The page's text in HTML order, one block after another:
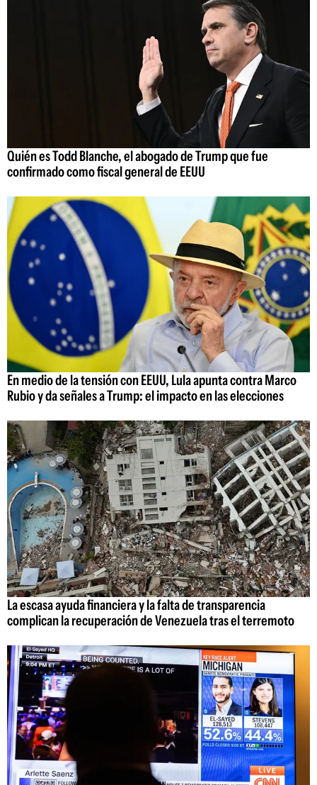
Quién es Todd Blanche, el abogado de Trump que fue
confirmado como fiscal general de EEUU
En medio de la tensión con EEUU, Lula apunta contra Marco
Rubio y da señales a Trump: el impacto en las elecciones
La escasa ayuda financiera y la falta de transparencia
complican la recuperación de Venezuela tras el terremoto